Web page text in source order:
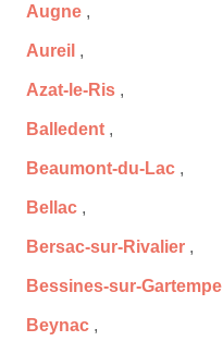
Augne ,
Aureil ,
Azat-le-Ris ,
Balledent ,
Beaumont-du-Lac ,
Bellac ,
Bersac-sur-Rivalier ,
Bessines-sur-Gartempe
Beynac ,